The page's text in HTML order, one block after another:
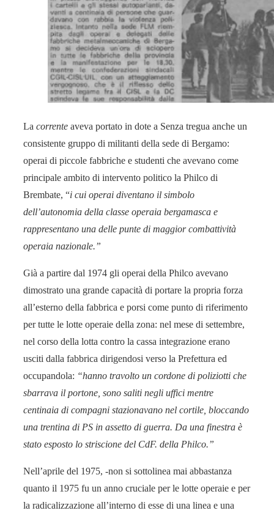
La corrente aveva portato in dote a Senza tregua anche un
consistente gruppo di militanti della sede di Bergamo:
operai di piccole fabbriche e studenti che avevano come
principale ambito di intervento politico la Philco di
Brembate, “i cui operai diventano il simbolo
dell’autonomia della classe operaia bergamasca e
rappresentano una delle punte di maggior combattività
operaia nazionale.”
Già a partire dal 1974 gli operai della Philco avevano
dimostrato una grande capacità di portare la propria forza
all’esterno della fabbrica e porsi come punto di riferimento
per tutte le lotte operaie della zona: nel mese di settembre,
nel corso della lotta contro la cassa integrazione erano
usciti dalla fabbrica dirigendosi verso la Prefettura ed
occupandola: “hanno travolto un cordone di poliziotti che
sbarrava il portone, sono saliti negli uffici mentre
centinaia di compagni stazionavano nel cortile, bloccando
una trentina di PS in assetto di guerra. Da una finestra è
stato esposto lo striscione del CdF. della Philco.”
Nell’aprile del 1975, -non si sottolinea mai abbastanza
quanto il 1975 fu un anno cruciale per le lotte operaie e per
la radicalizzazione all’interno di esse di una linea e una